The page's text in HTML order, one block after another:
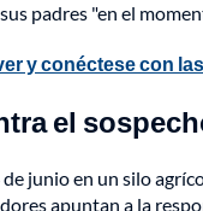
padres "en el
y conéctese con
el
junio en un silo
apuntan a la